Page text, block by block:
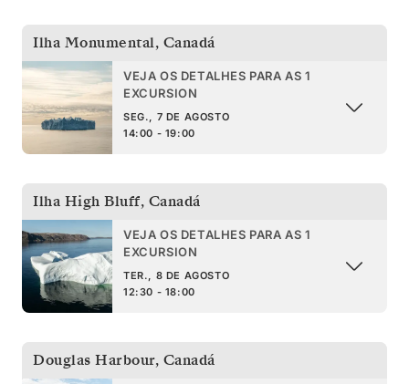
Ilha Monumental, Canadá
VEJA OS DETALHES PARA AS 1
EXCURSION
SEG., 7 DE AGOSTO
14:00 - 19:00
Ilha High Bluff, Canadá
VEJA OS DETALHES PARA AS 1
EXCURSION
TER., 8 DE AGOSTO
12:30 - 18:00
Douglas Harbour, Canadá